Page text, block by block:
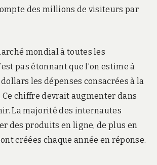
des millions de visiteurs par
mondial à toutes les
pas étonnant que l’on estime à
les dépenses consacrées à la
chiffre devrait augmenter dans
La majorité des internautes
des produits en ligne, de plus en
créées chaque année en réponse.